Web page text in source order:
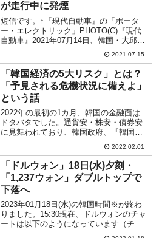
が走行中に発煙
短信です。↑『現代自動車』の「ポータ
ー・エレクトリック」PHOTO(C)『現代
自動車』2021年07月14日、韓国・大邱で
走行中の『現代自動車』「ポーター・エ
レクトリック」で危なく火事という事件
が発生しました。発煙に気付いた運転者
が慌てて路...
2021.07.15
「韓国経済の5大リスク」とは？
「予見される危機状況に備えよ」
という話
2022年の最初の1カ月、韓国の金融面は
ドタバタでした。通貨安・株安・債券安
に見舞われており、韓国政府、『韓国銀
行』は金融の不安定な状況を注視してい
ます。また、国内ではインフレが継続中
ですし、輸入物価の高騰によって貿易収
支が縮小するという状...
2022.02.01
「ドルウォン」18日(水)夕刻・
「1,237ウォン」ダブルトップで
下落へ
2023年01月18日(水)の韓国時間※が終わ
りました。15:30現在、ドルウォンのチャ
ートは以下のようになっています（チャ
ートは『Investing.com』より引用）。一